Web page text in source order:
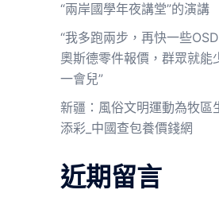
“兩岸國學年夜講堂”的演講
“我多跑兩步，再快一些
奧斯德零件報價，群眾就能
一會兒”
新疆：風俗文明運動為牧區
添彩_中國查包養價錢網
近期留言